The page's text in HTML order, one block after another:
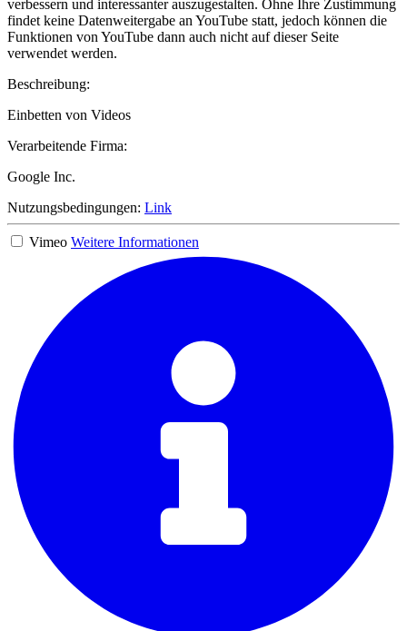
verbessern und interessanter auszugestalten. Ohne Ihre Zustimmung
findet keine Datenweitergabe an YouTube statt, jedoch können die
Funktionen von YouTube dann auch nicht auf dieser Seite
verwendet werden.
Beschreibung:
Einbetten von Videos
Verarbeitende Firma:
Google Inc.
Nutzungsbedingungen: Link
Vimeo Weitere Informationen